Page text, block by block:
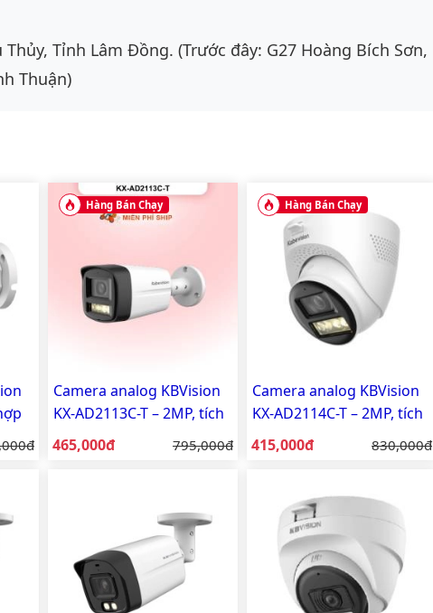
Tỉnh Lâm Đồng. (Trước đây: G27 Hoàng Bích Sơn,
Thuận)
Hàng Bán Chạy
Camera analog KBVision
KX-AD2113C-T – 2MP, tích
hợp mic, vỏ nhựa
Giá bán:
465,000đ Giá gốc:
795,000đ
Hàng Bán Chạy
Camera analog KBVision
KX-AD2114C-T – 2MP, tích
hợp mic, vỏ nhựa
Giá bán:
415,000đ Giá gốc:
830,000đ